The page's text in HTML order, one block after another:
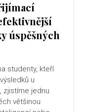
úspěšných
studenty, kteří
u
zjistíme jednu
většinou